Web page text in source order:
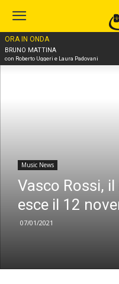
ORA IN ONDA
BRUNO MATTINA
con Roberto Uggeri e Laura Padovani
Home
Music News
Vasco Rossi,
esce il 12
07/01/2021